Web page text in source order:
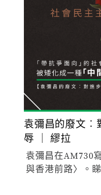
袁彌昌的廢文︰
辱 ｜ 繆拉
袁彌昌在AM730
與香港前路〉。